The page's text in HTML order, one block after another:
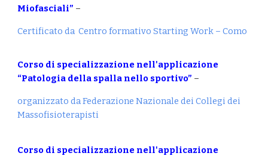
Miofasciali” –
Certificato da Centro formativo Starting Work – Como
Corso di specializzazione nell'applicazione
“Patologia della spalla nello sportivo” –
organizzato da Federazione Nazionale dei Collegi dei
Massofisioterapisti
Corso di specializzazione nell'applicazione